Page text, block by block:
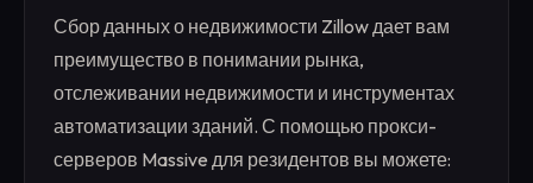
Сбор данных о недвижимости Zillow дает вам
преимущество в понимании рынка,
отслеживании недвижимости и инструментах
автоматизации зданий. С помощью прокси-
серверов Massive для резидентов вы можете: